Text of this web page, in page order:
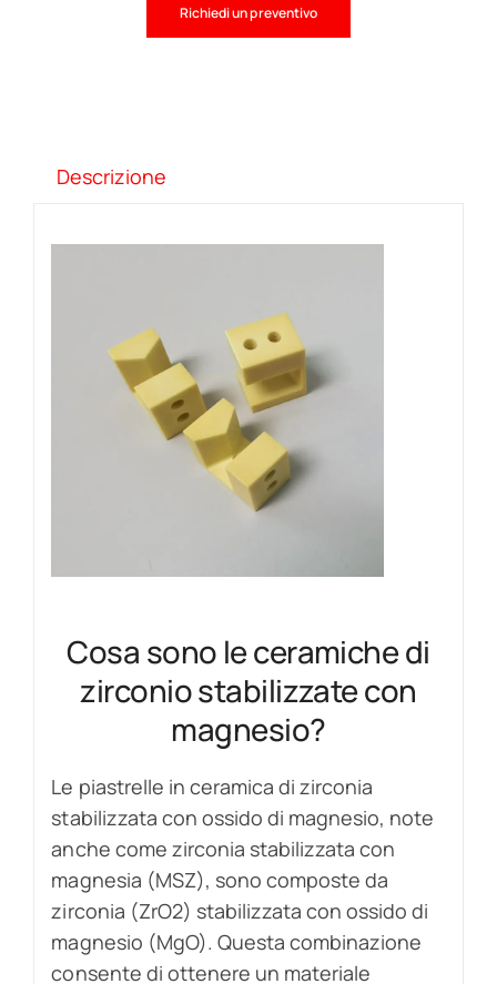
Richiedi un preventivo
Descrizione
Cosa sono le ceramiche di
zirconio stabilizzate con
magnesio?
Le piastrelle in ceramica di zirconia
stabilizzata con ossido di magnesio, note
anche come zirconia stabilizzata con
magnesia (MSZ), sono composte da
zirconia (ZrO2) stabilizzata con ossido di
magnesio (MgO). Questa combinazione
consente di ottenere un materiale